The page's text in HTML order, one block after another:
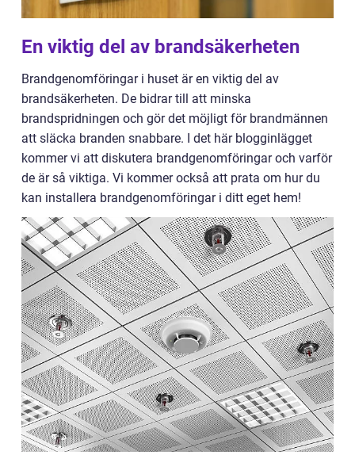
En viktig del av brandsäkerheten
Brandgenomföringar i huset är en viktig del av
brandsäkerheten. De bidrar till att minska
brandspridningen och gör det möjligt för brandmännen
att släcka branden snabbare. I det här blogginlägget
kommer vi att diskutera brandgenomföringar och varför
de är så viktiga. Vi kommer också att prata om hur du
kan installera brandgenomföringar i ditt eget hem!